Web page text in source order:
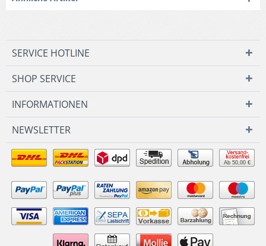
SERVICE HOTLINE
SHOP SERVICE
INFORMATIONEN
NEWSLETTER
Ab 50,00 €